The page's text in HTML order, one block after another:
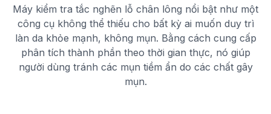
Máy kiểm tra tắc nghẽn lỗ chân lông nổi bật như một
công cụ không thể thiếu cho bất kỳ ai muốn duy trì
làn da khỏe mạnh, không mụn. Bằng cách cung cấp
phân tích thành phần theo thời gian thực, nó giúp
người dùng tránh các mụn tiềm ẩn do các chất gây
mụn.